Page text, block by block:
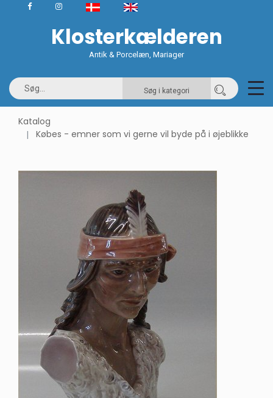
Klosterkælderen
Antik & Porcelæn, Mariager
Søg i kategori
Katalog
Købes - emner som vi gerne vil byde på i øjeblikke